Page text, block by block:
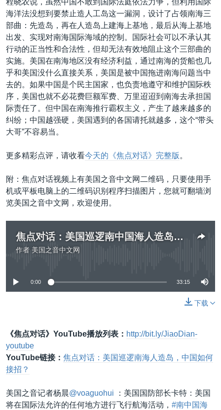
程晓农说，虽然中国不敢到国际法庭依法力争，但利用国际
海洋法没想到要禁止造人工岛这一漏洞，设计了占领南海三
部曲：先造岛，再在人造岛上建海上基地，最后从海上基地
出发、实现对南海国际海域的控制。国际社会可以不承认其
行动的正当性和合法性，但却无法有效地阻止这个三部曲的
实施。美国在南海地区没有经济利益，通过南海的货船也几
乎和美国没什么直接关系，美国是被中国拖进南海问题当中
去的。如果中国是个民主国家，也负责地遵守和维护国际秩
序，美国也就不必花费巨额军费、万里迢迢到南海去承担国
际责任了。但中国在南海推行霸权主义，产生了越来越多的
纠纷；中国越强硬，美国遇到的各国请托就越多，这个“带头
大哥”不容易当。
更多精彩点评，请收看今天的《焦点对话》完整版 。
附：焦点对话视频上有美国之音中文网二维码，只要使用手
机或平板电脑上的二维码识别程序扫描图片，您就可翻墙浏
览美国之音中文网，欢迎使用。
焦点对话：美国巡逻南中国海人造岛，中国如何接招？
作者 美国之音中文网
0:00 33:15
下载
《焦点对话》YouTube播放列表： http://bit.ly/JiaoDian-
youtube
YouTube链接： 焦点对话：美国巡逻南海人造岛，中国如何
接招？
美国之音记者杨晨@voaguohui ：美国国防部长卡特：美国
将在国际法允许的任何地方进行飞行航海活动， #南中国海